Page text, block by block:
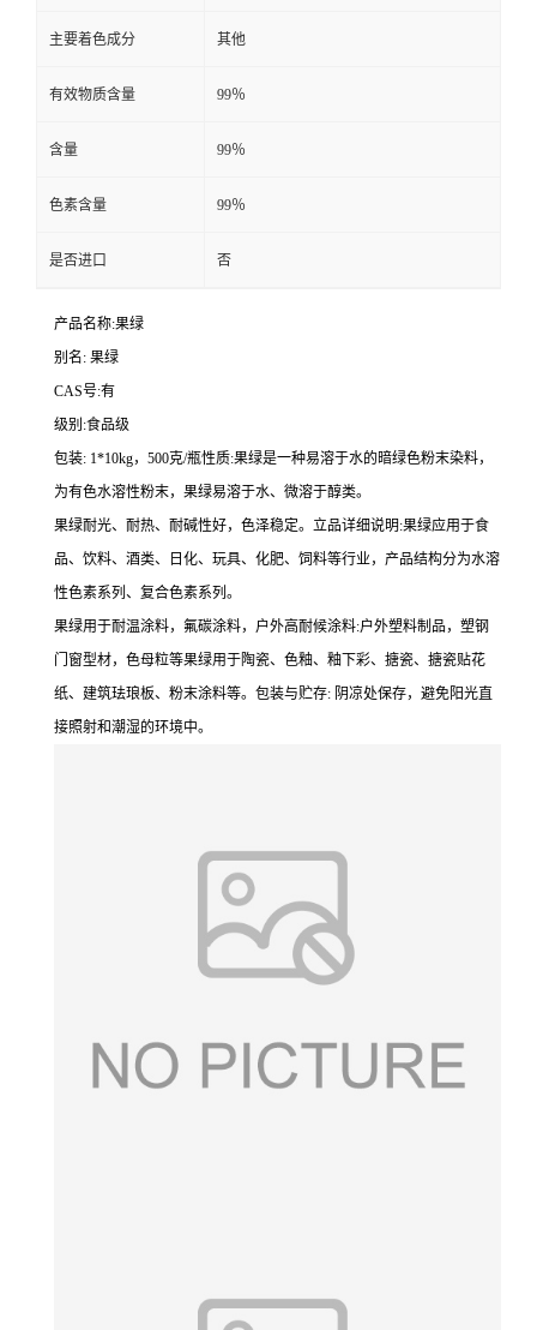
主要着色成分 其他
有效物质含量 99％
含量 99％
色素含量 99％
是否进口 否
产品名称:果绿
别名: 果绿
CAS号:有
级别:食品级
包装: 1*10kg，500克/瓶性质:果绿是一种易溶于水的暗绿色粉末染料，
为有色水溶性粉末，果绿易溶于水、微溶于醇类。
果绿耐光、耐热、耐碱性好，色泽稳定。立品详细说明:果绿应用于食
品、饮料、酒类、日化、玩具、化肥、饲料等行业，产品结构分为水溶
性色素系列、复合色素系列。
果绿用于耐温涂料，氟碳涂料，户外高耐候涂料:户外塑料制品，塑钢
门窗型材，色母粒等果绿用于陶瓷、色釉、釉下彩、搪瓷、搪瓷贴花
纸、建筑珐琅板、粉末涂料等。包装与贮存: 阴凉处保存，避免阳光直
接照射和潮湿的环境中。